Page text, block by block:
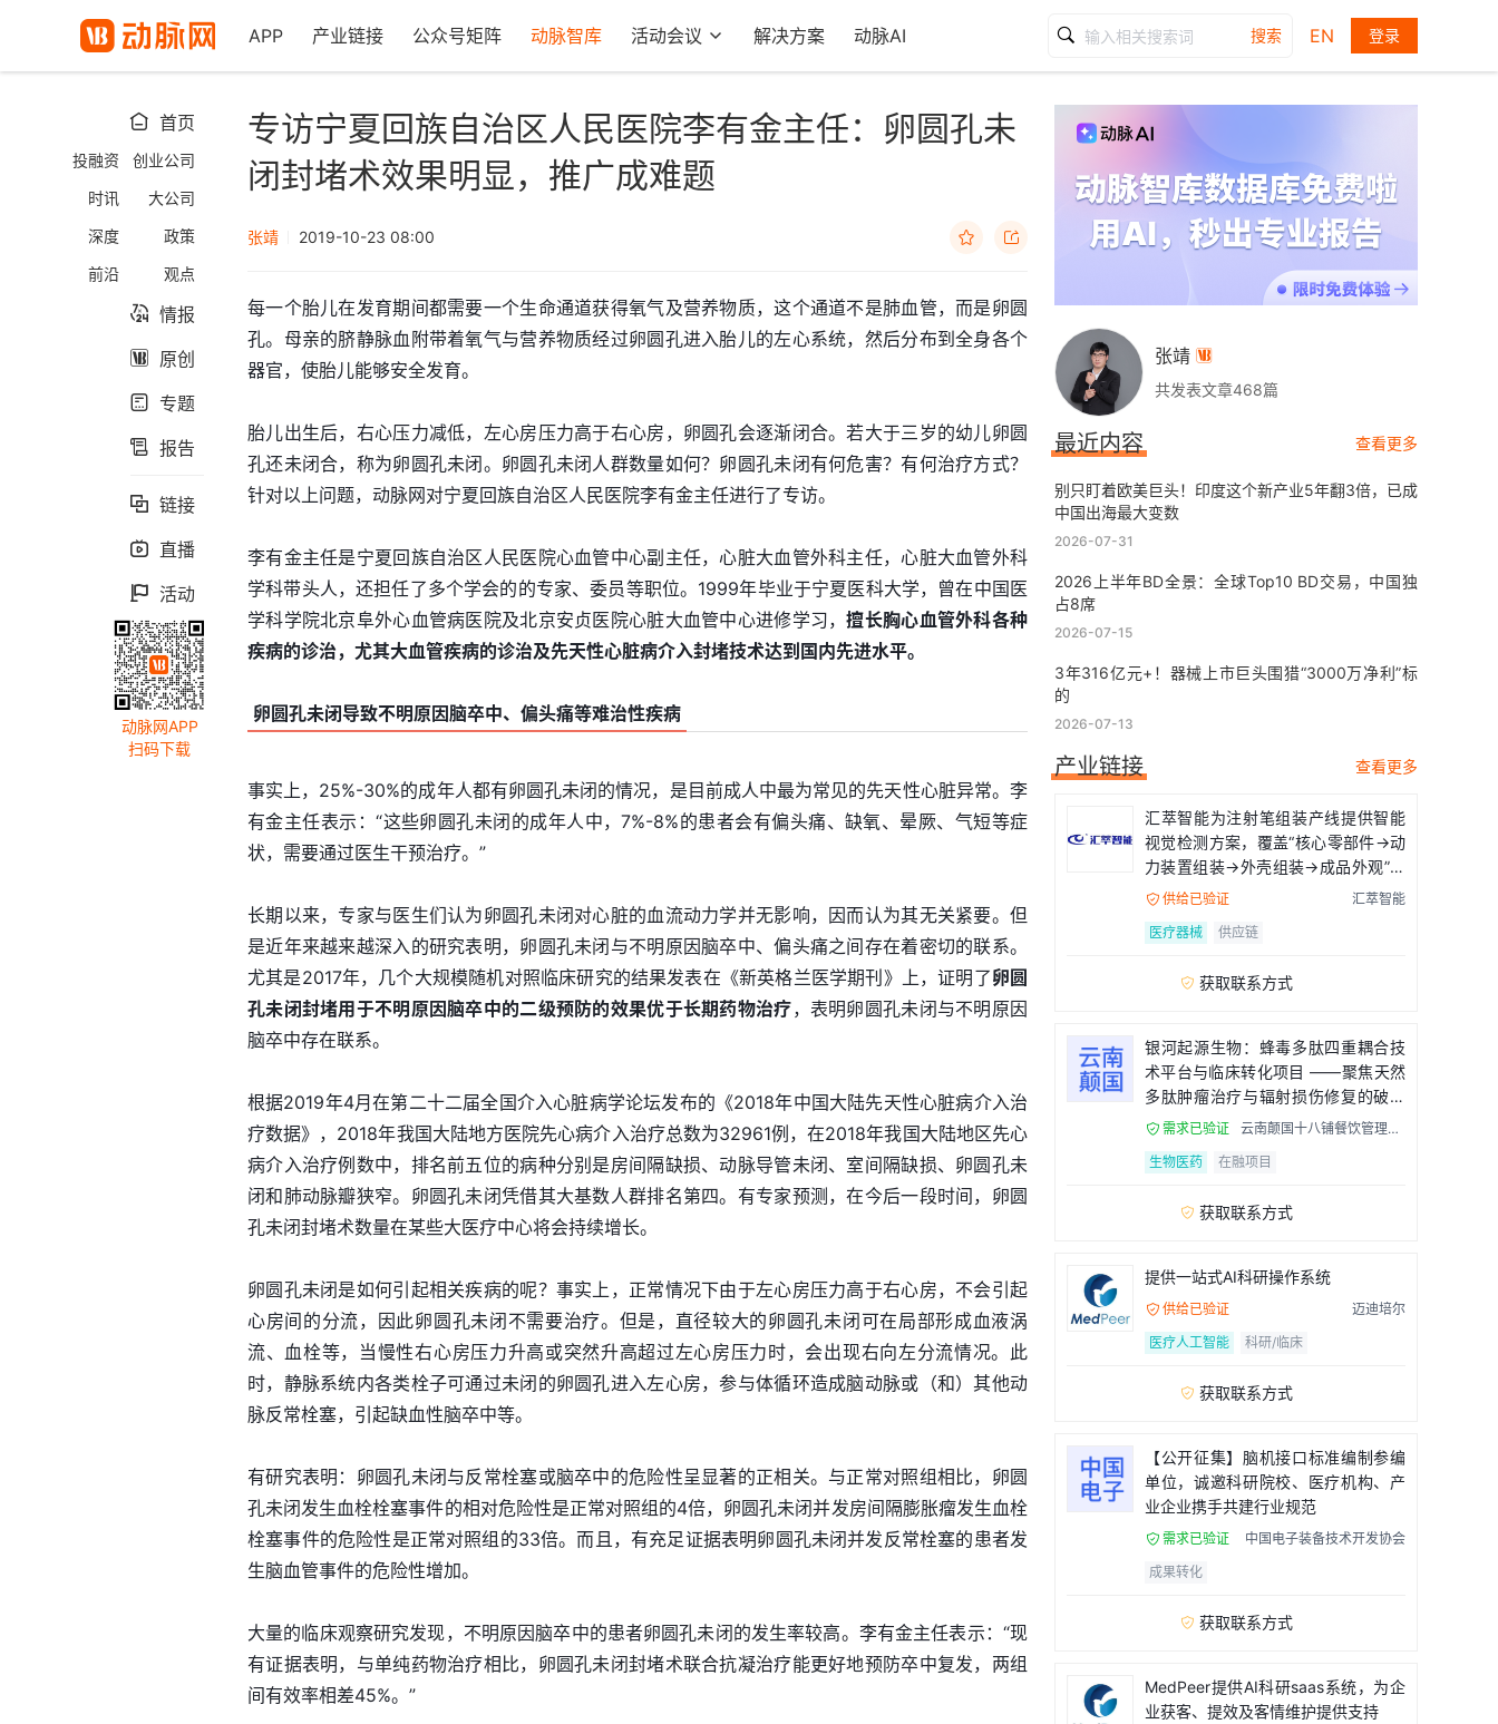
APP 产业链接 公众号矩阵 动脉智库 活动会议 解决方案 动脉AI 搜索 EN 登录
 首页
投融资
创业公司
时讯
大公司
深度
政策
前沿
观点
 情报
 原创
 专题
 报告
 链接
 直播
 活动
动脉网APP
扫码下载
专访宁夏回族自治区人民医院李有金主任：卵圆孔未
闭封堵术效果明显，推广成难题
张靖 2019-10-23 08:00  
每一个胎儿在发育期间都需要一个生命通道获得氧气及营养物质，这个通道不是肺血管，而是卵圆
孔。母亲的脐静脉血附带着氧气与营养物质经过卵圆孔进入胎儿的左心系统，然后分布到全身各个
器官，使胎儿能够安全发育。
胎儿出生后，右心压力减低，左心房压力高于右心房，卵圆孔会逐渐闭合。若大于三岁的幼儿卵圆
孔还未闭合，称为卵圆孔未闭。卵圆孔未闭人群数量如何？卵圆孔未闭有何危害？有何治疗方式？
针对以上问题，动脉网对宁夏回族自治区人民医院李有金主任进行了专访。
李有金主任是宁夏回族自治区人民医院心血管中心副主任，心脏大血管外科主任，心脏大血管外科
学科带头人，还担任了多个学会的的专家、委员等职位。1999年毕业于宁夏医科大学，曾在中国医
学科学院北京阜外心血管病医院及北京安贞医院心脏大血管中心进修学习，擅长胸心血管外科各种
疾病的诊治，尤其大血管疾病的诊治及先天性心脏病介入封堵技术达到国内先进水平。
卵圆孔未闭导致不明原因脑卒中、偏头痛等难治性疾病
事实上，25%-30%的成年人都有卵圆孔未闭的情况，是目前成人中最为常见的先天性心脏异常。李
有金主任表示：“这些卵圆孔未闭的成年人中，7%-8%的患者会有偏头痛、缺氧、晕厥、气短等症
状，需要通过医生干预治疗。”
长期以来，专家与医生们认为卵圆孔未闭对心脏的血流动力学并无影响，因而认为其无关紧要。但
是近年来越来越深入的研究表明，卵圆孔未闭与不明原因脑卒中、偏头痛之间存在着密切的联系。
尤其是2017年，几个大规模随机对照临床研究的结果发表在《新英格兰医学期刊》上，证明了卵圆
孔未闭封堵用于不明原因脑卒中的二级预防的效果优于长期药物治疗，表明卵圆孔未闭与不明原因
脑卒中存在联系。
根据2019年4月在第二十二届全国介入心脏病学论坛发布的《2018年中国大陆先天性心脏病介入治
疗数据》，2018年我国大陆地方医院先心病介入治疗总数为32961例，在2018年我国大陆地区先心
病介入治疗例数中，排名前五位的病种分别是房间隔缺损、动脉导管未闭、室间隔缺损、卵圆孔未
闭和肺动脉瓣狭窄。卵圆孔未闭凭借其大基数人群排名第四。有专家预测，在今后一段时间，卵圆
孔未闭封堵术数量在某些大医疗中心将会持续增长。
卵圆孔未闭是如何引起相关疾病的呢？事实上，正常情况下由于左心房压力高于右心房，不会引起
心房间的分流，因此卵圆孔未闭不需要治疗。但是，直径较大的卵圆孔未闭可在局部形成血液涡
流、血栓等，当慢性右心房压力升高或突然升高超过左心房压力时，会出现右向左分流情况。此
时，静脉系统内各类栓子可通过未闭的卵圆孔进入左心房，参与体循环造成脑动脉或（和）其他动
脉反常栓塞，引起缺血性脑卒中等。
有研究表明：卵圆孔未闭与反常栓塞或脑卒中的危险性呈显著的正相关。与正常对照组相比，卵圆
孔未闭发生血栓栓塞事件的相对危险性是正常对照组的4倍，卵圆孔未闭并发房间隔膨胀瘤发生血栓
栓塞事件的危险性是正常对照组的33倍。而且，有充足证据表明卵圆孔未闭并发反常栓塞的患者发
生脑血管事件的危险性增加。
大量的临床观察研究发现，不明原因脑卒中的患者卵圆孔未闭的发生率较高。李有金主任表示：“现
有证据表明，与单纯药物治疗相比，卵圆孔未闭封堵术联合抗凝治疗能更好地预防卒中复发，两组
间有效率相差45%。”
张靖 
共发表文章468篇
最近内容 查看更多
别只盯着欧美巨头！印度这个新产业5年翻3倍，已成
中国出海最大变数
2026-07-31
2026上半年BD全景：全球Top10 BD交易，中国独
占8席
2026-07-15
3年316亿元+！器械上市巨头围猎“3000万净利”标
的
2026-07-13
产业链接 查看更多
汇萃智能为注射笔组装产线提供智能
视觉检测方案，覆盖“核心零部件→动
力装置组装→外壳组装→成品外观”全
流程
 供给已验证
汇萃智能
医疗器械
供应链
 获取联系方式
银河起源生物：蜂毒多肽四重耦合技
术平台与临床转化项目 ——聚焦天然
多肽肿瘤治疗与辐射损伤修复的破局
者
 需求已验证
云南颠国十八铺餐饮管理有
生物医药
在融项目
 获取联系方式
提供一站式AI科研操作系统
 供给已验证
迈迪培尔
医疗人工智能
科研/临床
 获取联系方式
【公开征集】脑机接口标准编制参编
单位，诚邀科研院校、医疗机构、产
业企业携手共建行业规范
 需求已验证
中国电子装备技术开发协会
成果转化
 获取联系方式
MedPeer提供AI科研saas系统，为企
业获客、提效及客情维护提供支持